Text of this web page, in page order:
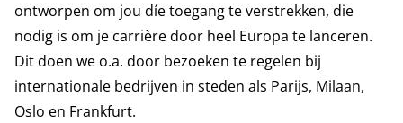
ontworpen om jou díe toegang te verstrekken, die
nodig is om je carrière door heel Europa te lanceren.
Dit doen we o.a. door bezoeken te regelen bij
internationale bedrijven in steden als Parijs, Milaan,
Oslo en Frankfurt.